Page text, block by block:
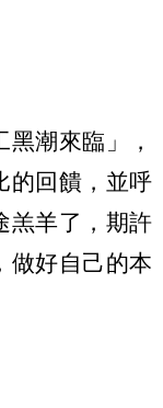
潮來臨」，
的回饋，並呼
羔羊了，期許
做好自己的本